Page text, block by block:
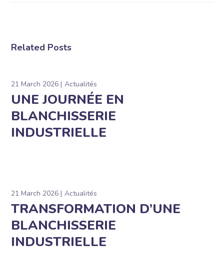
Related Posts
21 March 2026 Actualités
UNE JOURNÉE EN
BLANCHISSERIE
INDUSTRIELLE
21 March 2026 Actualités
TRANSFORMATION D’UNE
BLANCHISSERIE
INDUSTRIELLE